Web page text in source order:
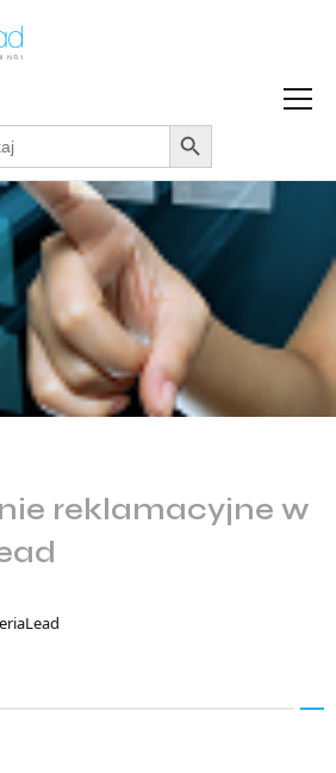
Strefa Wiedzy
Podcasty
w internecie
promocyjne
Regulaminy
Search Button
reklamacyjne w